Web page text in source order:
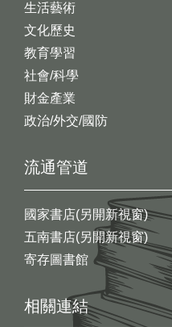
生活藝術
文化歷史
教育學習
社會/科學
財金產業
政治/外交/國防
流通管道
國家書店(另開新視窗)
五南書店(另開新視窗)
寄存圖書館
相關連結